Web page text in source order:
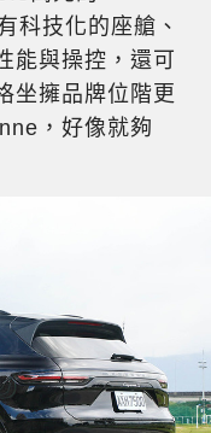
科技化的座艙、
能與操控，還可
坐擁品牌位階更
，好像就夠